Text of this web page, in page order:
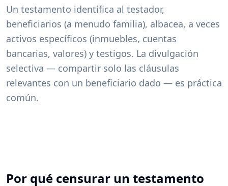
Un testamento identifica al testador,
beneficiarios (a menudo familia), albacea, a veces
activos específicos (inmuebles, cuentas
bancarias, valores) y testigos. La divulgación
selectiva — compartir solo las cláusulas
relevantes con un beneficiario dado — es práctica
común.
Por qué censurar un testamento